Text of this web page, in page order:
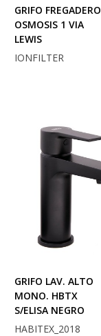
GRIFO FREGADERO
OSMOSIS 1 VIA
LEWIS
IONFILTER
GRIFO LAV. ALTO
MONO. HBTX
S/ELISA NEGRO
HABITEX_2018